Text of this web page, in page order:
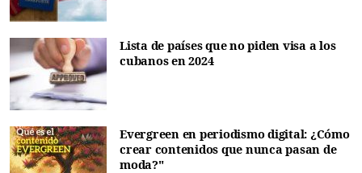
Lista de países que no piden visa a los
cubanos en 2024
Evergreen en periodismo digital: ¿Cómo
crear contenidos que nunca pasan de
moda?"